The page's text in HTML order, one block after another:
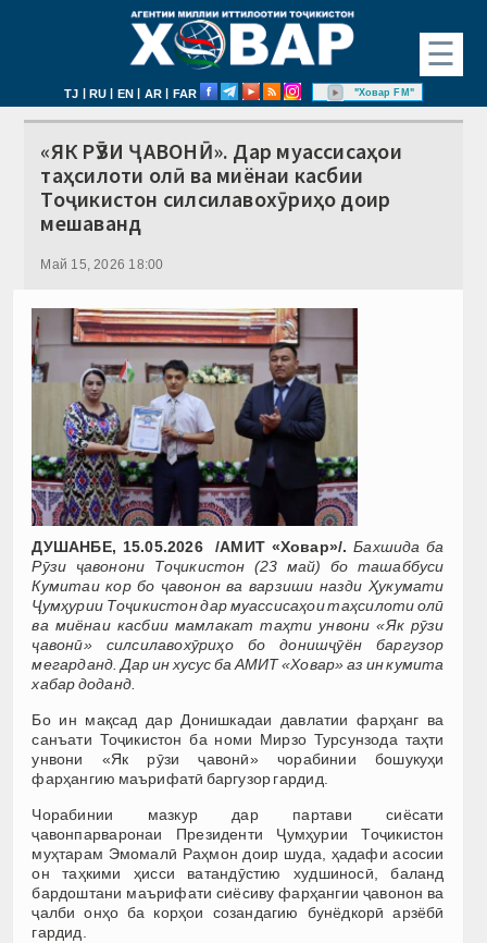
☰
TJ | RU | EN | AR | FAR "Ховар FM"
«ЯК РӮЗИ ҶАВОНӢ». Дар муассисаҳои
таҳсилоти олӣ ва миёнаи касбии
Тоҷикистон силсилавохӯриҳо доир
мешаванд
Май 15, 2026 18:00
ДУШАНБЕ, 15.05.2026 /АМИТ «Ховар»/. Бахшида ба
Рӯзи ҷавонони Тоҷикистон (23 май) бо ташаббуси
Кумитаи кор бо ҷавонон ва варзиши назди Ҳукумати
Ҷумҳурии Тоҷикистон дар муассисаҳои таҳсилоти олӣ
ва миёнаи касбии мамлакат таҳти унвони «Як рӯзи
ҷавонӣ» силсилавохӯриҳо бо донишҷӯён баргузор
мегарданд. Дар ин хусус ба АМИТ«Ховар» аз ин кумита
хабар доданд.
Бо ин мақсад дар Донишкадаи давлатии фарҳанг ва
санъати Тоҷикистон ба номи Мирзо Турсунзода таҳти
унвони «Як рӯзи ҷавонӣ» чорабинии бошукуҳи
фарҳангию маърифатӣ баргузор гардид.
Чорабинии мазкур дар партави сиёсати
ҷавонпарваронаи Президенти Ҷумҳурии Тоҷикистон
муҳтарам Эмомалӣ Раҳмон доир шуда, ҳадафи асосии
он таҳкими ҳисси ватандӯстию худшиносӣ, баланд
бардоштани маърифати сиёсиву фарҳангии ҷавонон ва
ҷалби онҳо ба корҳои созандагию бунёдкорӣ арзёбӣ
гардид.